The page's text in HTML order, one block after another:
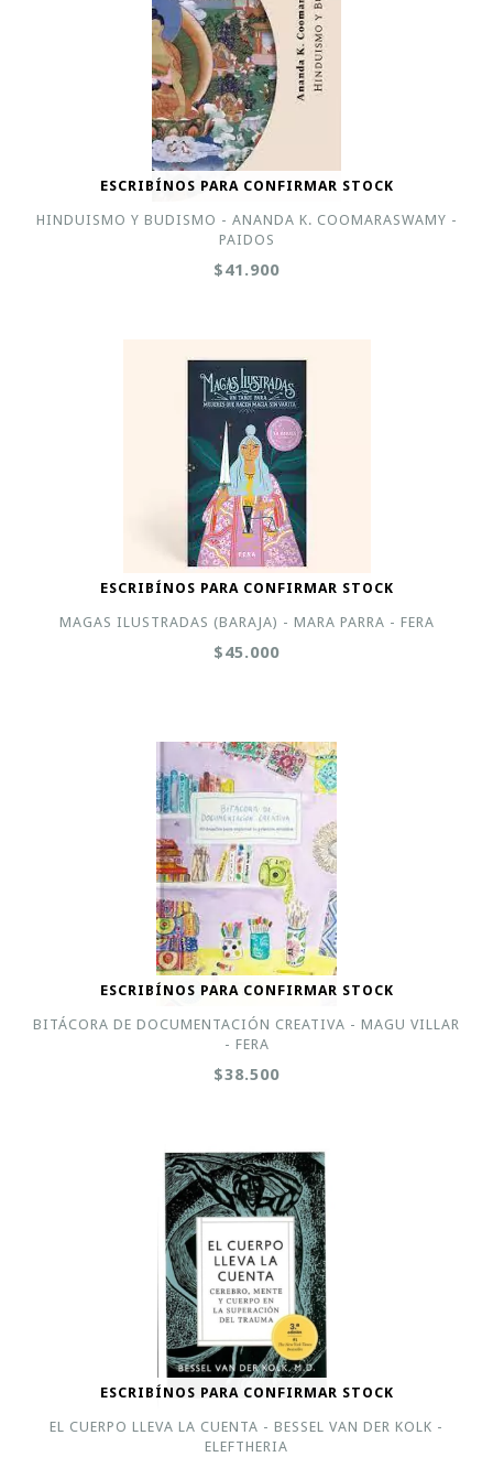
ESCRIBÍNOS PARA CONFIRMAR STOCK
HINDUISMO Y BUDISMO - ANANDA K. COOMARASWAMY -
PAIDOS
$41.900
ESCRIBÍNOS PARA CONFIRMAR STOCK
MAGAS ILUSTRADAS (BARAJA) - MARA PARRA - FERA
$45.000
ESCRIBÍNOS PARA CONFIRMAR STOCK
BITÁCORA DE DOCUMENTACIÓN CREATIVA - MAGU VILLAR
- FERA
$38.500
ESCRIBÍNOS PARA CONFIRMAR STOCK
EL CUERPO LLEVA LA CUENTA - BESSEL VAN DER KOLK -
ELEFTHERIA